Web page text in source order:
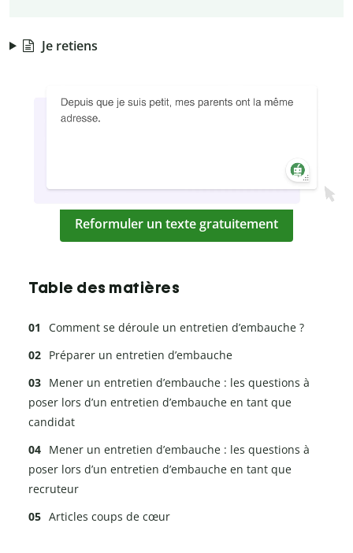
Je retiens
Reformuler un texte gratuitement
Table des matières
Comment se déroule un entretien d’embauche ?
Préparer un entretien d’embauche
Mener un entretien d’embauche : les questions à
poser lors d’un entretien d’embauche en tant que
candidat
Mener un entretien d’embauche : les questions à
poser lors d’un entretien d’embauche en tant que
recruteur
Articles coups de cœur